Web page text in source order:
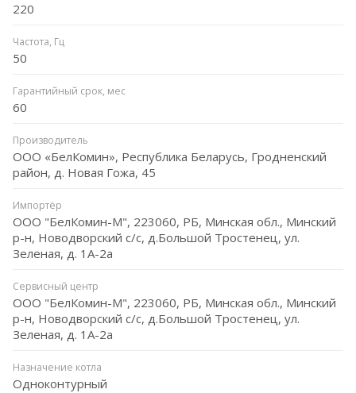
220
Частота, Гц
50
Гарантийный срок, мес
60
Производитель
ООО «БелКомин», Республика Беларусь, Гродненский
район, д. Новая Гожа, 45
Импортёр
ООО "БелКомин-М", 223060, РБ, Минская обл., Минский
р-н, Новодворский с/с, д.Большой Тростенец, ул.
Зеленая, д. 1А-2а
Сервисный центр
ООО "БелКомин-М", 223060, РБ, Минская обл., Минский
р-н, Новодворский с/с, д.Большой Тростенец, ул.
Зеленая, д. 1А-2а
Назначение котла
Одноконтурный